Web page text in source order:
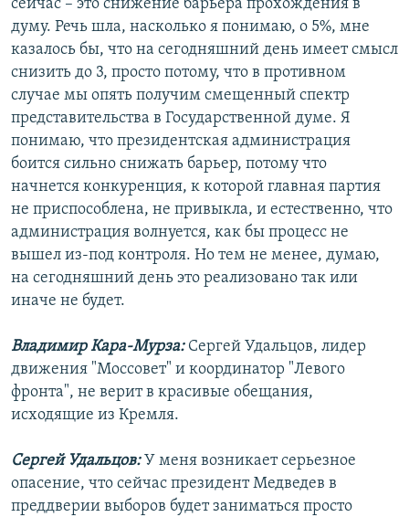
сейчас – это снижение барьера прохождения в
думу. Речь шла, насколько я понимаю, о 5%, мне
казалось бы, что на сегодняшний день имеет смысл
снизить до 3, просто потому, что в противном
случае мы опять получим смещенный спектр
представительства в Государственной думе. Я
понимаю, что президентская администрация
боится сильно снижать барьер, потому что
начнется конкуренция, к которой главная партия
не приспособлена, не привыкла, и естественно, что
администрация волнуется, как бы процесс не
вышел из-под контроля. Но тем не менее, думаю,
на сегодняшний день это реализовано так или
иначе не будет.
Владимир Кара-Мурза:Сергей Удальцов, лидер
движения "Моссовет" и координатор "Левого
фронта", не верит в красивые обещания,
исходящие из Кремля.
Сергей Удальцов:У меня возникает серьезное
опасение, что сейчас президент Медведев в
преддверии выборов будет заниматься просто